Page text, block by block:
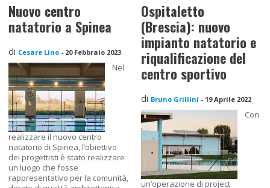
Nuovo centro
natatorio a Spinea
di Cesare Lino - 20 Febbraio 2023
Nel
realizzare il nuovo centro
natatorio di Spinea, l’obiettivo
dei progettisti è stato realizzare
un luogo che fosse
rappresentativo per la comunità,
Ospitaletto
(Brescia): nuovo
impianto natatorio e
riqualificazione del
centro sportivo
di Bruno Grillini - 19 Aprile 2022
Con
un’operazione di project